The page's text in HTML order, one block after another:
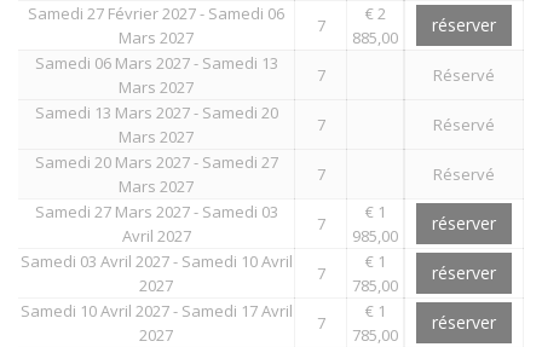
Samedi 27 Février 2027 - Samedi 06
Mars 2027
7
€ 2
885,00
réserver
Samedi 06 Mars 2027 - Samedi 13
Mars 2027
7
Réservé
Samedi 13 Mars 2027 - Samedi 20
Mars 2027
7
Réservé
Samedi 20 Mars 2027 - Samedi 27
Mars 2027
7
Réservé
Samedi 27 Mars 2027 - Samedi 03
Avril 2027
7
€ 1
985,00
réserver
Samedi 03 Avril 2027 - Samedi 10 Avril
2027
7
€ 1
785,00
réserver
Samedi 10 Avril 2027 - Samedi 17 Avril
2027
7
€ 1
785,00
réserver